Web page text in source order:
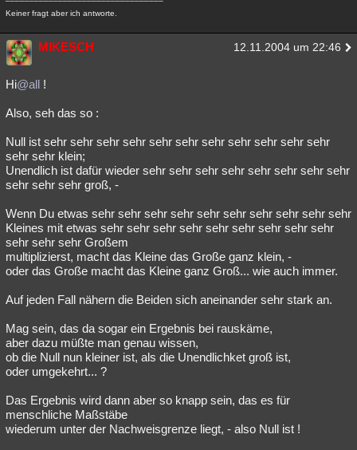
Keiner fragt aber ich antworte.
MIKESCH 12.11.2004 um 22:46
Hi@all !
Also, seh das so :
Null ist sehr sehr sehr sehr sehr sehr sehr sehr sehr sehr sehr
sehr sehr klein;
Unendlich ist dafür wieder sehr sehr sehr sehr sehr sehr sehr sehr
sehr sehr sehr groß, -
Wenn Du etwas sehr sehr sehr sehr sehr sehr sehr sehr sehr sehr
Kleines mit etwas sehr sehr sehr sehr sehr sehr sehr sehr sehr
sehr sehr sehr Großem
multiplizierst, macht das Kleine das Große ganz klein, -
oder das Große macht das Kleine ganz Groß... wie auch immer.
Auf jeden Fall nähern die Beiden sich aneinander sehr stark an.
Mag sein, das da sogar ein Ergebnis bei rauskäme,
aber dazu müßte man genau wissen,
ob die Null nun kleiner ist, als die Unendlichket groß ist,
oder umgekehrt... ?
Das Ergebnis wird dann aber so knapp sein, das es für
menschliche Maßstäbe
wiederum unter der Nachweisgrenze liegt, - also Null ist !